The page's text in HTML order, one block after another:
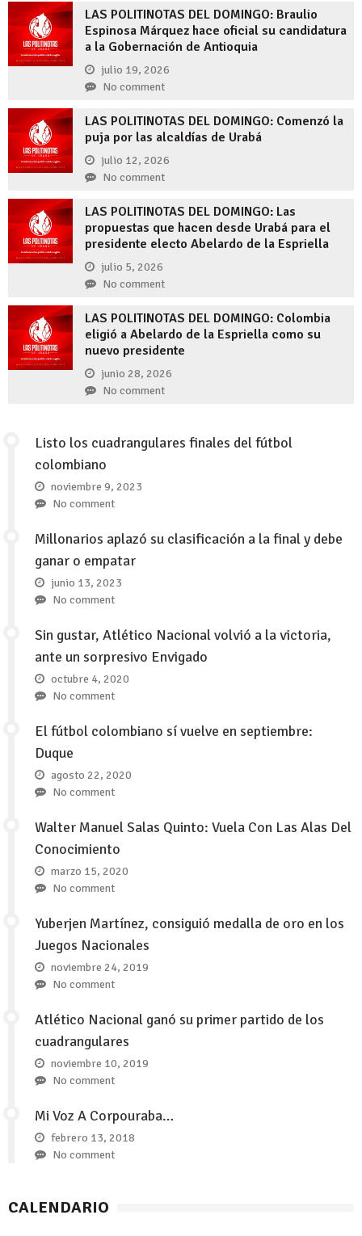
LAS POLITINOTAS DEL DOMINGO: Braulio
Espinosa Márquez hace oficial su candidatura
a la Gobernación de Antioquia
julio 19, 2026
No comment
LAS POLITINOTAS DEL DOMINGO: Comenzó la
puja por las alcaldías de Urabá
julio 12, 2026
No comment
LAS POLITINOTAS DEL DOMINGO: Las
propuestas que hacen desde Urabá para el
presidente electo Abelardo de la Espriella
julio 5, 2026
No comment
LAS POLITINOTAS DEL DOMINGO: Colombia
eligió a Abelardo de la Espriella como su
nuevo presidente
junio 28, 2026
No comment
Listo los cuadrangulares finales del fútbol
colombiano
noviembre 9, 2023
No comment
Millonarios aplazó su clasificación a la final y debe
ganar o empatar
junio 13, 2023
No comment
Sin gustar, Atlético Nacional volvió a la victoria,
ante un sorpresivo Envigado
octubre 4, 2020
No comment
El fútbol colombiano sí vuelve en septiembre:
Duque
agosto 22, 2020
No comment
Walter Manuel Salas Quinto: Vuela Con Las Alas Del
Conocimiento
marzo 15, 2020
No comment
Yuberjen Martínez, consiguió medalla de oro en los
Juegos Nacionales
noviembre 24, 2019
No comment
Atlético Nacional ganó su primer partido de los
cuadrangulares
noviembre 10, 2019
No comment
Mi Voz A Corpouraba…
febrero 13, 2018
No comment
CALENDARIO